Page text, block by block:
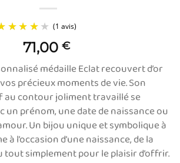
(1 avis)
71,00 €
médaille Eclat recouvert d’or
précieux moments de vie. Son
au contour joliment travaillé se
un prénom, une date de naissance ou
Un bijou unique et symbolique à
l’occasion d’une naissance, de la
tout simplement pour le plaisir d’offrir.